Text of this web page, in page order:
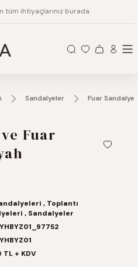
tüm ihtiyaçlarınız burada.
Sandalyeler Fuar
Fuar
, Toplantı
, Sandalyeler
+ KDV